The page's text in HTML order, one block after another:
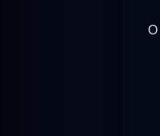
O